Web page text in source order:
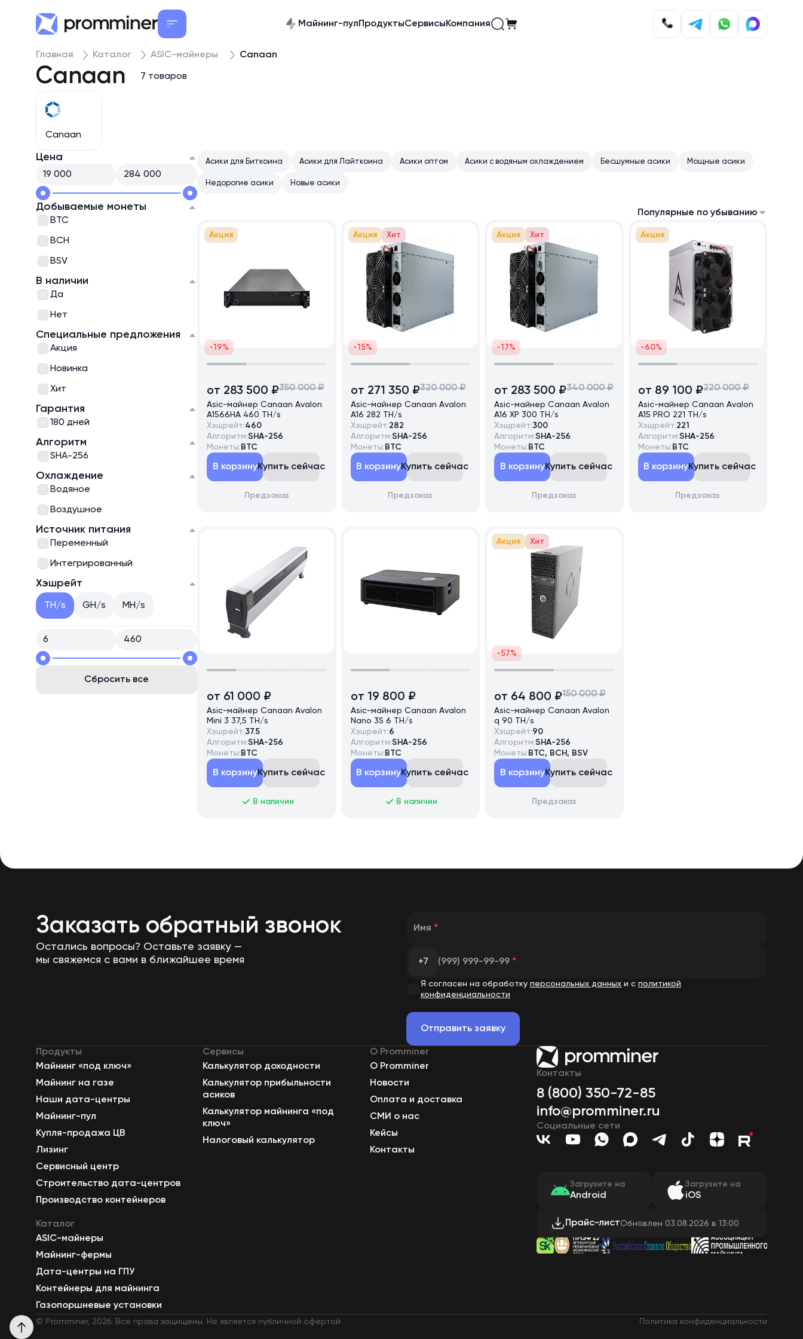
Майнинг-пулПродуктыСервисыКомпания
Главная Каталог ASIC-майнеры Canaan
Canaan 7 товаров
Canaan
Цена
Добываемые монеты
BTC
BCH
BSV
В наличии
Да
Нет
Специальные предложения
Акция
Новинка
Хит
Гарантия
180 дней
Алгоритм
SHA-256
Охлаждение
Водяное
Воздушное
Источник питания
Переменный
Интегрированный
Хэшрейт
TH/s GH/s MH/s
Сбросить все
Асики для Биткоина Асики для Лайткоина Асики оптом Асики с водяным охлаждением Бесшумные асики Мощные асики
Недорогие асики Новые асики
Популярные по убыванию
Акция
-19%
от 283 500 ₽350 000 ₽
Asic-майнер Canaan Avalon
A1566HA 460 TH/s
Хэшрейт:460
Алгоритм:SHA-256
Монеты: BTC
В корзинуКупить сейчас
Предзаказ
Акция Хит
-15%
от 271 350 ₽320 000 ₽
Asic-майнер Canaan Avalon
A16 282 TH/s
Хэшрейт:282
Алгоритм:SHA-256
Монеты: BTC
В корзинуКупить сейчас
Предзаказ
Акция Хит
-17%
от 283 500 ₽340 000 ₽
Asic-майнер Canaan Avalon
A16 XP 300 TH/s
Хэшрейт:300
Алгоритм:SHA-256
Монеты: BTC
В корзинуКупить сейчас
Предзаказ
Акция
-60%
от 89 100 ₽220 000 ₽
Asic-майнер Canaan Avalon
A15 PRO 221 TH/s
Хэшрейт:221
Алгоритм:SHA-256
Монеты: BTC
В корзинуКупить сейчас
Предзаказ
от 61 000 ₽
Asic-майнер Canaan Avalon
Mini 3 37,5 TH/s
Хэшрейт:37.5
Алгоритм:SHA-256
Монеты: BTC
В корзинуКупить сейчас
В наличии
от 19 800 ₽
Asic-майнер Canaan Avalon
Nano 3S 6 TH/s
Хэшрейт:6
Алгоритм:SHA-256
Монеты: BTC
В корзинуКупить сейчас
В наличии
Акция Хит
-57%
от 64 800 ₽150 000 ₽
Asic-майнер Canaan Avalon
q 90 TH/s
Хэшрейт:90
Алгоритм:SHA-256
Монеты: BTC, BCH, BSV
В корзинуКупить сейчас
Предзаказ
Заказать обратный звонок
Остались вопросы? Оставьте заявку —
мы свяжемся с вами в ближайшее время
Имя *
+7 (999) 999-99-99 *
Я согласен на обработку персональных данных и с политикой
конфиденциальности
Отправить заявку
Продукты
Майнинг «под ключ»
Майнинг на газе
Наши дата-центры
Майнинг-пул
Купля-продажа ЦВ
Лизинг
Сервисный центр
Строительство дата-центров
Производство контейнеров
Каталог
ASIC-майнеры
Майнинг-фермы
Дата-центры на ГПУ
Контейнеры для майнинга
Газопоршневые установки
Сервисы
Калькулятор доходности
Калькулятор прибыльности
асиков
Калькулятор майнинга «под
ключ»
Налоговый калькулятор
О Promminer
О Promminer
Новости
Оплата и доставка
СМИ о нас
Кейсы
Контакты
Контакты
8 (800) 350-72-85
info@promminer.ru
Социальные сети
Загрузите на
Android
Загрузите на
iOS
Прайс-листОбновлен 03.08.2026 в 13:00
© Promminer, 2026. Все права защищены. Не является публичной офертой Политика конфиденциальности